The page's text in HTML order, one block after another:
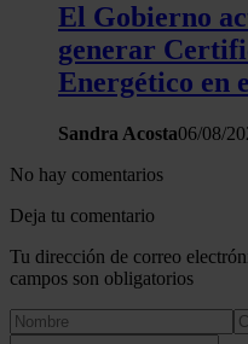
El Gobierno
generar
Energético en
Sandra Acosta06/08/
No hay comentarios
Deja tu comentario
Tu dirección de correo
campos son obligatorios